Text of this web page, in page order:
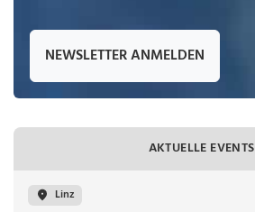
NEWSLETTER ANMELDEN
AKTUELLE EVENTS
Linz